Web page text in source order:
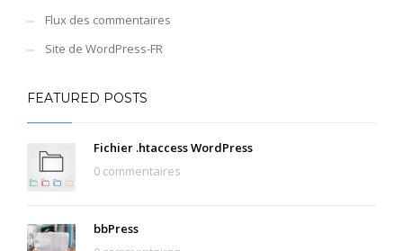
Flux des commentaires
Site de WordPress-FR
FEATURED POSTS
Fichier .htaccess WordPress
0 commentaires
bbPress